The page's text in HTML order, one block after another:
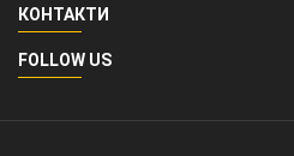
КОНТАКТИ
FOLLOW US